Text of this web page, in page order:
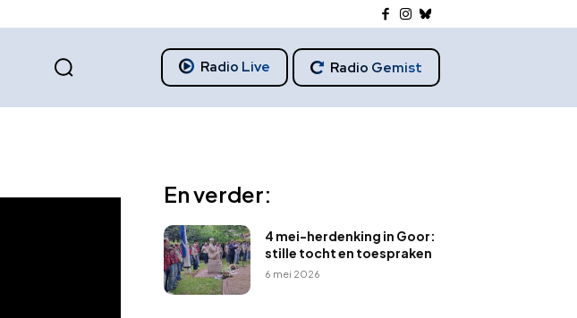
Radio Live Radio Gemist
En verder:
4 mei-herdenking in Goor:
stille tocht en toespraken
6 mei 2026